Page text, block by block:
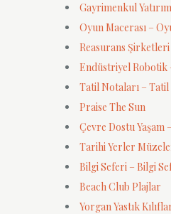
Gayrimenkul
Oyun Macerası –
Reasurans
Endüstriyel Robotik
Tatil Notaları –
Praise The Sun
Çevre Dostu Yaşam
Tarihi Yerler
Bilgi Seferi – Bilgi
Beach Club Plajlar
Yorgan Yastık